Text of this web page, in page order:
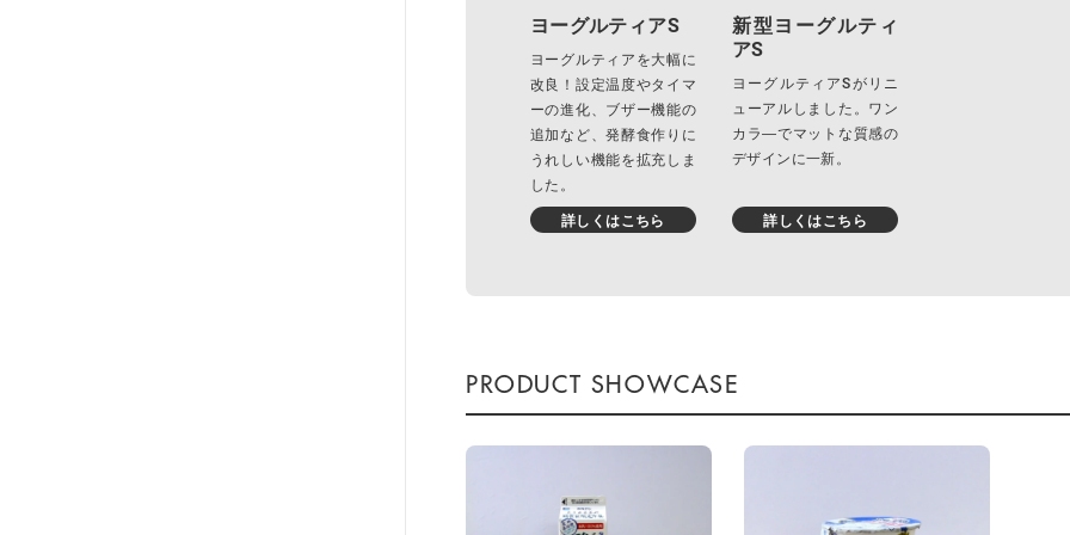
ヨーグルティアS
ヨーグルティアを大幅に
改良！設定温度やタイマ
ーの進化、ブザー機能の
追加など、発酵食作りに
うれしい機能を拡充しま
した。
詳しくはこちら
新型ヨーグルティ
アS
ヨーグルティアSがリニ
ューアルしました。ワン
カラ―でマットな質感の
デザインに一新。
詳しくはこちら